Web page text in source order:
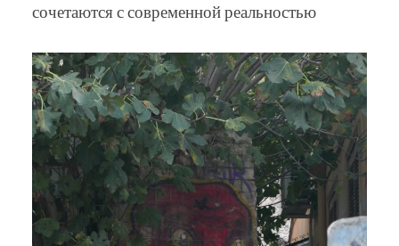
сочетаются с современной реальностью